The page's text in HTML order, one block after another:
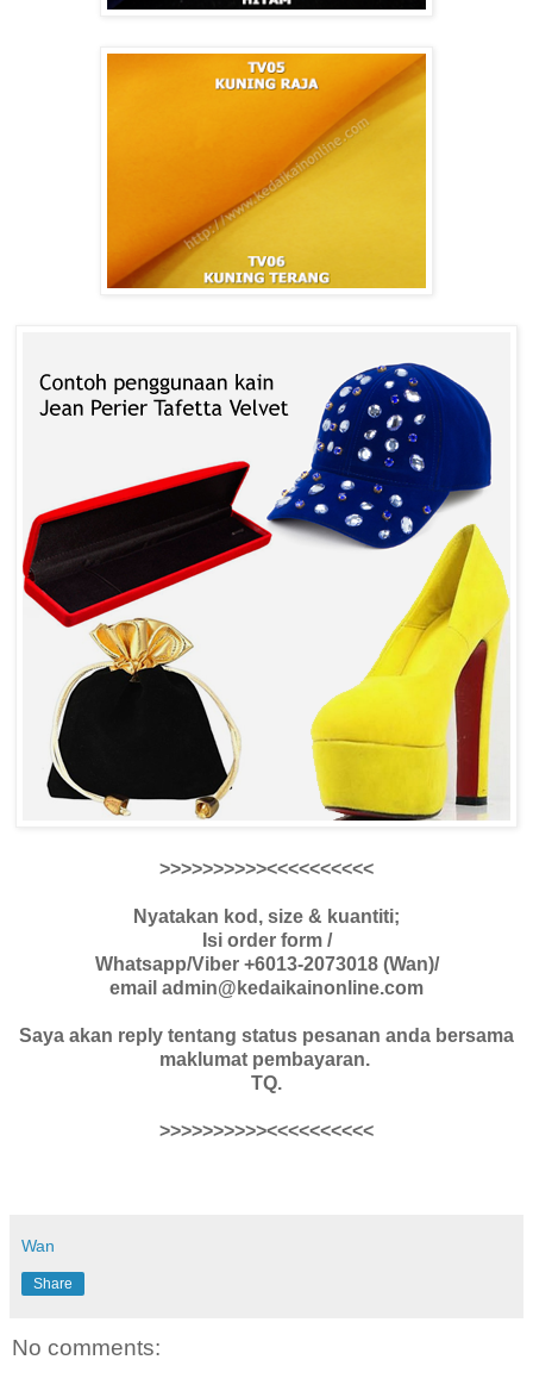
>>>>>>>>>><<<<<<<<<<
Nyatakan kod, size & kuantiti;
Isi order form /
Whatsapp/Viber +6013-2073018 (Wan)/
email admin@kedaikainonline.com
Saya akan reply tentang status pesanan anda bersama
maklumat pembayaran.
TQ.
>>>>>>>>>><<<<<<<<<<
Wan
Share
No comments: